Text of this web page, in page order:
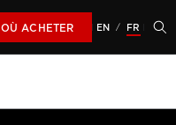
OÙ ACHETER EN / FR